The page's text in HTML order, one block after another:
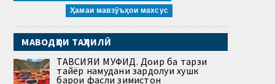
Ҳамаи мавзӯъҳои махсус
МАВОДҲОИ ТАҲЛИЛӢ
ТАВСИЯИ МУФИД. Доир ба тарзи
тайёр намудани зардолуи хушк
барои фасли зимистон